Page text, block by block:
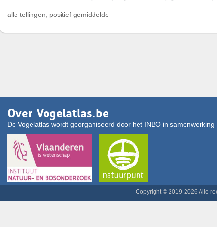
alle tellingen, positief gemiddelde
Over Vogelatlas.be
De Vogelatlas wordt georganiseerd door het INBO in
Copyright © 2019-2026 Alle